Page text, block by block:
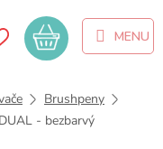
Nákupní
košík
Brushpeny
- bezbarvý